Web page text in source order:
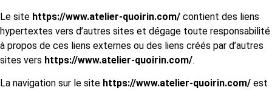
Le site https://www.atelier-quoirin.com/ contient des liens
hypertextes vers d’autres sites et dégage toute responsabilité
à propos de ces liens externes ou des liens créés par d’autres
sites vers https://www.atelier-quoirin.com/.
La navigation sur le site https://www.atelier-quoirin.com/ est